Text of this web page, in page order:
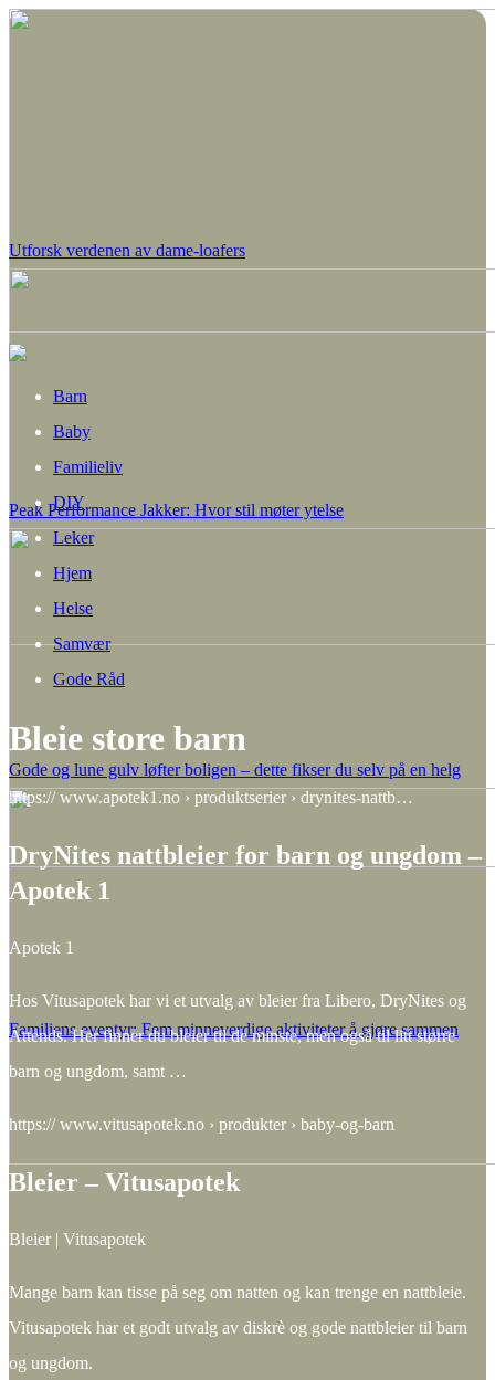
Utforsk verdenen av dame-loafers
Peak Performance Jakker: Hvor stil møter ytelse
Gode og lune gulv løfter boligen – dette fikser du selv på en helg
Familiens eventyr: Fem minneverdige aktiviteter å gjøre sammen
Barn
Baby
Familieliv
DIY
Leker
Hjem
Helse
Samvær
Gode Råd
Bleie store barn
https:// www.apotek1.no › produktserier › drynites-nattb…
DryNites nattbleier for barn og ungdom –
Apotek 1
Apotek 1
Hos Vitusapotek har vi et utvalg av bleier fra Libero, DryNites og
Attends. Her finner du bleier til de minste, men også til litt større
barn og ungdom, samt …
https:// www.vitusapotek.no › produkter › baby-og-barn
Bleier – Vitusapotek
Bleier | Vitusapotek
Mange barn kan tisse på seg om natten og kan trenge en nattbleie.
Vitusapotek har et godt utvalg av diskrè og gode nattbleier til barn
og ungdom.